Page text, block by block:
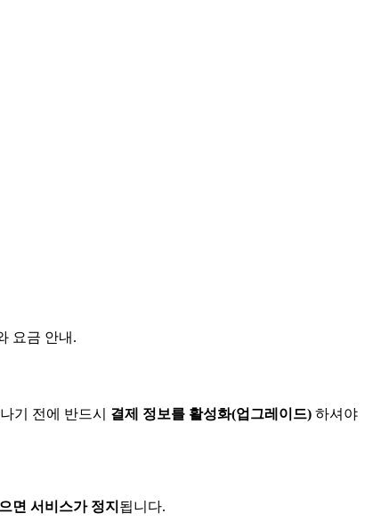
요금 안내.
기 전에 반드시 결제 정보를 활성화(업그레이드) 하셔야
면 서비스가 정지 됩니다.